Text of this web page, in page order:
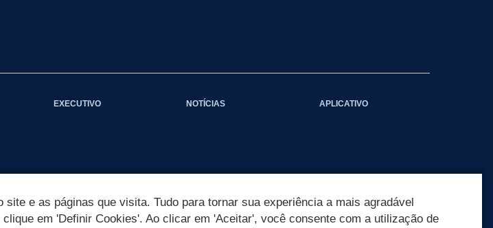
EXECUTIVO NOTÍCIAS APLICATIVO
e as páginas que visita. Tudo para tornar sua experiência a mais agradável
em 'Definir Cookies'. Ao clicar em 'Aceitar', você consente com a utilização de